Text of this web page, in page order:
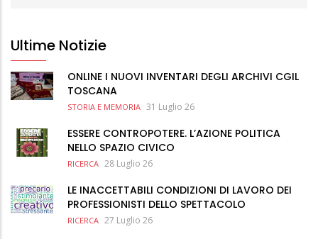
Ultime Notizie
ONLINE I NUOVI INVENTARI DEGLI ARCHIVI CGIL
TOSCANA
STORIA E MEMORIA 31 Luglio 26
ESSERE CONTROPOTERE. L’AZIONE POLITICA
NELLO SPAZIO CIVICO
RICERCA 28 Luglio 26
LE INACCETTABILI CONDIZIONI DI LAVORO DEI
PROFESSIONISTI DELLO SPETTACOLO
RICERCA 27 Luglio 26